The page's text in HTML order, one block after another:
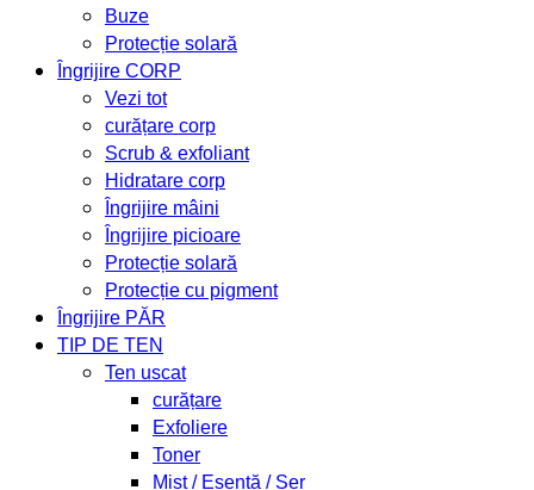
Buze
Protecție solară
Îngrijire CORP
Vezi tot
curățare corp
Scrub & exfoliant
Hidratare corp
Îngrijire mâini
Îngrijire picioare
Protecție solară
Protecție cu pigment
Îngrijire PĂR
TIP DE TEN
Ten uscat
curățare
Exfoliere
Toner
Mist / Esență / Ser